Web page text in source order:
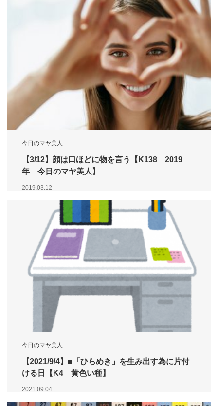
今日のマヤ美人
【3/12】顔は口ほどに物を言う【K138 2019
年 今日のマヤ美人】
2019.03.12
今日のマヤ美人
【2021/9/4】■「ひらめき」を生み出す為に片付
ける日【K4 黄色い種】
2021.09.04